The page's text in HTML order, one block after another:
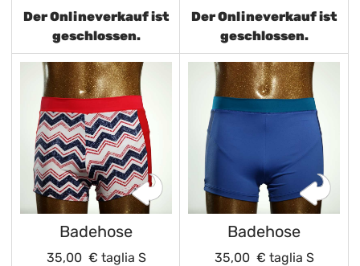
Der Onlineverkauf ist
geschlossen.
Der Onlineverkauf ist
geschlossen.
Badehose
35,00 € taglia S
Badehose
35,00 € taglia S